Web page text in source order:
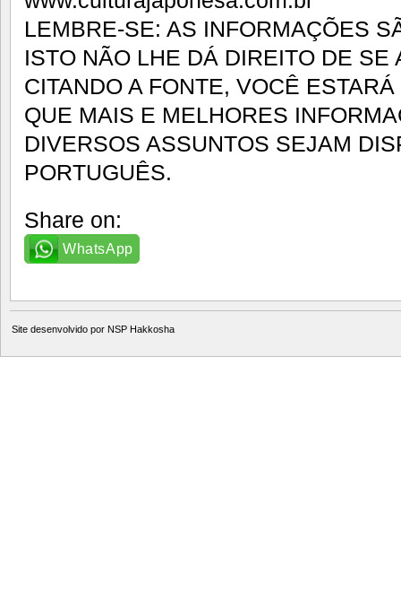
LEMBRE-SE: AS INFORMAÇÕES
ISTO NÃO LHE DÁ DIREITO DE SE
CITANDO A FONTE, VOCÊ
QUE MAIS E MELHORES
DIVERSOS ASSUNTOS SEJAM
PORTUGUÊS.
Share on:
WhatsApp
Site desenvolvido por NSP Hakkosha